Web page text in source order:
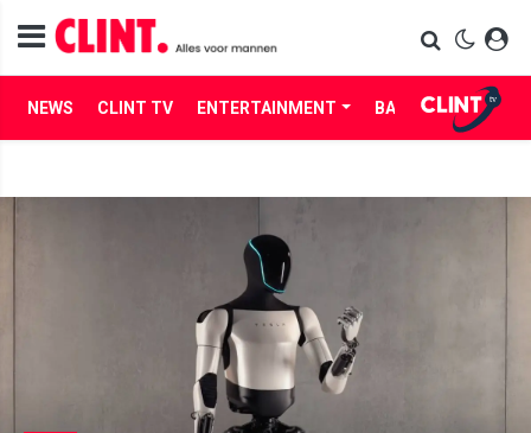
NEWS CLINT TV ENTERTAINMENT BABES LIFE